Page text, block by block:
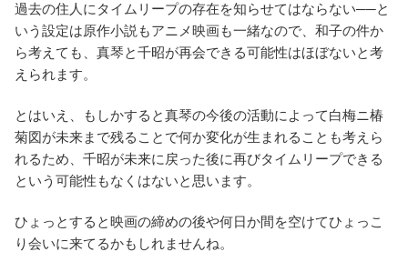
過去の住人にタイムリープの存在を知らせてはならない──と
いう設定は原作小説もアニメ映画も一緒なので、和子の件か
ら考えても、真琴と千昭が再会できる可能性はほぼないと考
えられます。
とはいえ、もしかすると真琴の今後の活動によって白梅ニ椿
菊図が未来まで残ることで何か変化が生まれることも考えら
れるため、千昭が未来に戻った後に再びタイムリープできる
という可能性もなくはないと思います。
ひょっとすると映画の締めの後や何日か間を空けてひょっこ
り会いに来てるかもしれませんね。